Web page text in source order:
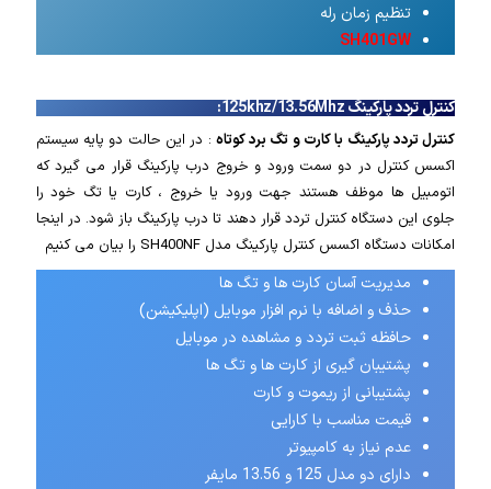
تنظیم زمان رله
SH401GW
کنترل تردد پارکینگ 125khz/13.56Mhz:
کنترل تردد پارکینگ با کارت و تگ برد کوتاه : در این حالت دو پایه سیستم
اکسس کنترل در دو سمت ورود و خروج درب پارکینگ قرار می گیرد که
اتومبیل ها موظف هستند جهت ورود یا خروج ، کارت یا تگ خود را
جلوی این دستگاه کنترل تردد قرار دهند تا درب پارکینگ باز شود. در اینجا
امکانات دستگاه اکسس کنترل پارکینگ مدل SH400NF را بیان می کنیم
مدیریت آسان کارت ها و تگ ها
حذف و اضافه با نرم افزار موبایل (اپلیکیشن)
حافظه ثبت تردد و مشاهده در موبایل
پشتیبان گیری از کارت ها و تگ ها
پشتیبانی از ریموت و کارت
قیمت مناسب با کارایی
عدم نیاز به کامپیوتر
دارای دو مدل 125 و 13.56 مایفر